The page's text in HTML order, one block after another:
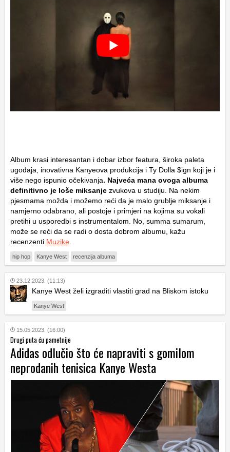
Album krasi interesantan i dobar izbor featura, široka paleta
ugođaja, inovativna Kanyeova produkcija i Ty Dolla $ign koji je i
više nego ispunio očekivanja. Najveća mana ovoga albuma
definitivno je loše miksanje zvukova u studiju. Na nekim
pjesmama možda i možemo reći da je malo grublje miksanje i
namjerno odabrano, ali postoje i primjeri na kojima su vokali
pretihi u usporedbi s instrumentalom. No, summa sumarum,
može se reći da se radi o dosta dobrom albumu, kažu
recenzenti Muzike
hip hop Kanye West recenzija albuma
23.12.2023. (11:13)
Kanye West želi izgraditi vlastiti grad na Bliskom istoku
Kanye West
15.05.2023. (16:00)
Drugi puta ću pametnije
Adidas odlučio što će napraviti s gomilom
neprodanih tenisica Kanye Westa